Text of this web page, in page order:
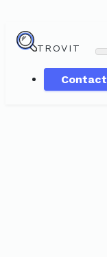
TROVIT
Contact